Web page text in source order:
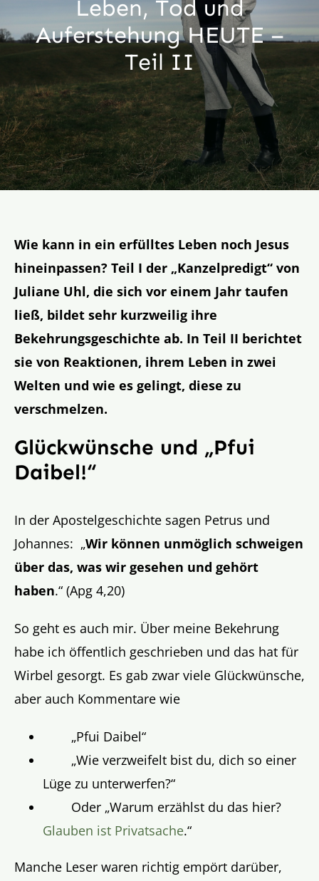
Veröffentlichungen
Leben, Tod und
Auferstehung HEUTE –
Teil II
Wie kann in ein erfülltes Leben noch Jesus
hineinpassen? Teil I der „Kanzelpredigt“ von
Juliane Uhl, die sich vor einem Jahr taufen
ließ, bildet sehr kurzweilig ihre
Bekehrungsgeschichte ab. In Teil II berichtet
sie von Reaktionen, ihrem Leben in zwei
Welten und wie es gelingt, diese zu
verschmelzen.
Glückwünsche und „Pfui
Daibel!“
In der Apostelgeschichte sagen Petrus und
Johannes: „Wir können unmöglich schweigen
über das, was wir gesehen und gehört
haben.“ (Apg 4,20)
So geht es auch mir. Über meine Bekehrung
habe ich öffentlich geschrieben und das hat für
Wirbel gesorgt. Es gab zwar viele Glückwünsche,
aber auch Kommentare wie
„Pfui Daibel“
„Wie verzweifelt bist du, dich so einer
Lüge zu unterwerfen?“
Oder „Warum erzählst du das hier?
Glauben ist Privatsache.“
Manche Leser waren richtig empört darüber,